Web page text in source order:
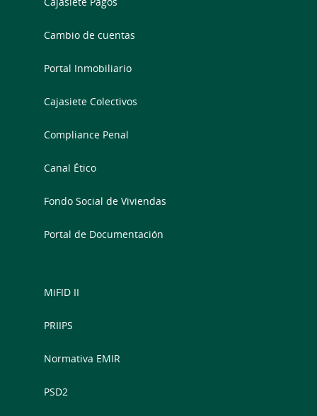
Cambio de cuentas
Portal Inmobiliario
Cajasiete Colectivos
Compliance Penal
Canal Ético
Fondo Social de Viviendas
Portal de Documentación
MiFID II
PRIIPS
Normativa EMIR
PSD2